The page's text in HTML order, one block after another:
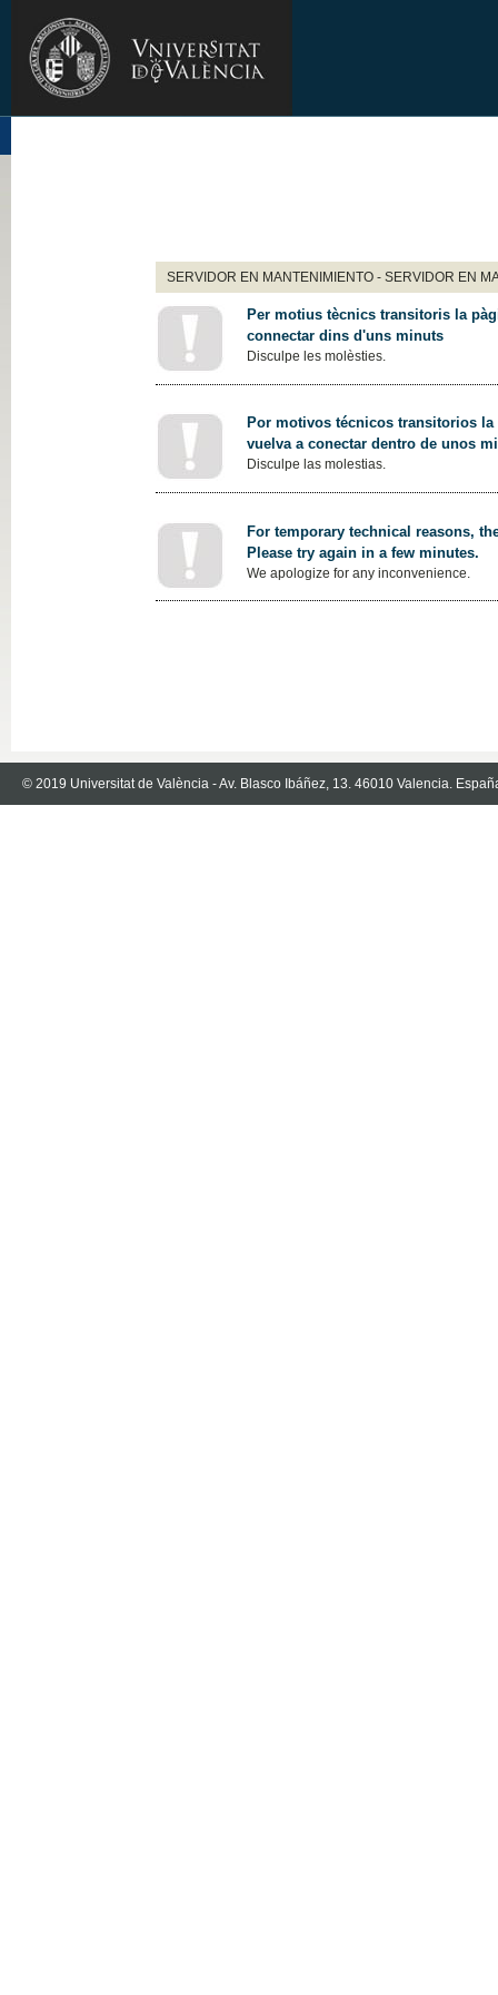
SERVIDOR EN MANTENIMIENTO - SERVIDOR EN
Per motius tècnics transitoris la
connectar dins d'uns minuts
Disculpe les molèsties.
Por motivos técnicos transitorios
vuelva a conectar dentro de unos
Disculpe las molestias.
For temporary technical reasons,
Please try again in a few minutes.
We apologize for any inconvenience.
© 2019 Universitat de València - Av. Blasco Ibáñez, 13. 46010 Valencia.